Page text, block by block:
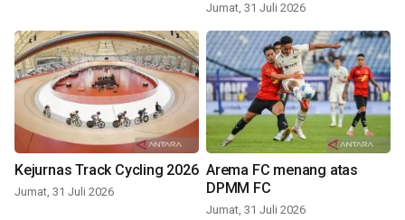
Jumat, 31 Juli 2026
Kejurnas Track Cycling 2026
Jumat, 31 Juli 2026
Arema FC menang atas
DPMM FC
Jumat, 31 Juli 2026